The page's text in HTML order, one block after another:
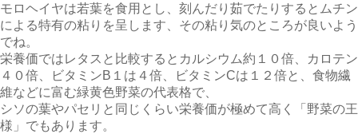
モロヘイヤは若葉を食用とし、刻んだり茹でたりするとムチン
による特有の粘りを呈します、その粘り気のところが良いよう
でね。
栄養価ではレタスと比較するとカルシウム約１０倍、カロテン
４０倍、ビタミンB１は４倍、ビタミンCは１２倍と、食物繊
維などに富む緑黄色野菜の代表格で、
シソの葉やパセリと同じくらい栄養価が極めて高く「野菜の王
様」でもあります。